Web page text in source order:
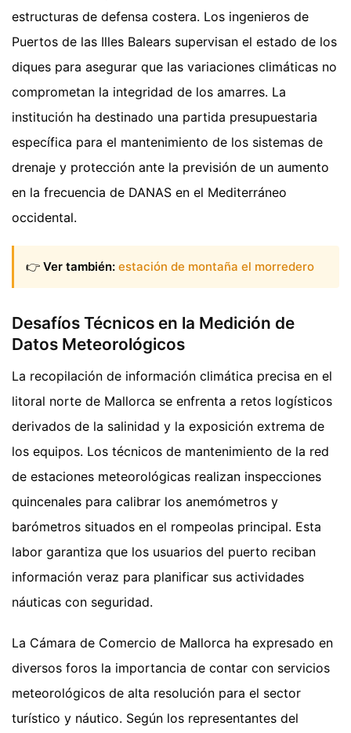
estructuras de defensa costera. Los ingenieros de
Puertos de las Illes Balears supervisan el estado de los
diques para asegurar que las variaciones climáticas no
comprometan la integridad de los amarres. La
institución ha destinado una partida presupuestaria
específica para el mantenimiento de los sistemas de
drenaje y protección ante la previsión de un aumento
en la frecuencia de DANAS en el Mediterráneo
occidental.
👉 Ver también: estación de montaña el morredero
Desafíos Técnicos en la Medición de
Datos Meteorológicos
La recopilación de información climática precisa en el
litoral norte de Mallorca se enfrenta a retos logísticos
derivados de la salinidad y la exposición extrema de
los equipos. Los técnicos de mantenimiento de la red
de estaciones meteorológicas realizan inspecciones
quincenales para calibrar los anemómetros y
barómetros situados en el rompeolas principal. Esta
labor garantiza que los usuarios del puerto reciban
información veraz para planificar sus actividades
náuticas con seguridad.
La Cámara de Comercio de Mallorca ha expresado en
diversos foros la importancia de contar con servicios
meteorológicos de alta resolución para el sector
turístico y náutico. Según los representantes del